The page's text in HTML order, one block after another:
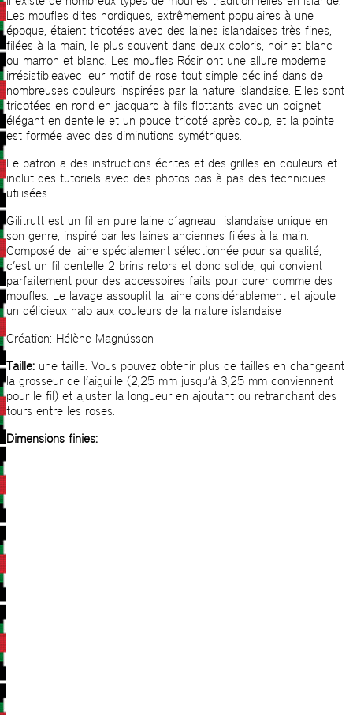
Les moufles dites nordiques, extrêmement populaires à une
époque, étaient tricotées avec des laines islandaises très fines,
filées à la main, le plus souvent dans deux coloris, noir et blanc
ou marron et blanc. Les moufles Rósir ont une allure moderne
irrésistibleavec leur motif de rose tout simple décliné dans de
nombreuses couleurs inspirées par la nature islandaise. Elles sont
tricotées en rond en jacquard à fils flottants avec un poignet
élégant en dentelle et un pouce tricoté après coup, et la pointe
est formée avec des diminutions symétriques.
Le patron a des instructions écrites et des grilles en couleurs et
inclut des tutoriels avec des photos pas à pas des techniques
utilisées.
Gilitrutt est un fil en pure laine d´agneau islandaise unique en
son genre, inspiré par les laines anciennes filées à la main.
Composé de laine spécialement sélectionnée pour sa qualité,
c’est un fil dentelle 2 brins retors et donc solide, qui convient
parfaitement pour des accessoires faits pour durer comme des
moufles. Le lavage assouplit la laine considérablement et ajoute
un délicieux halo aux couleurs de la nature islandaise
Création: Hélène Magnússon
Taille: une taille. Vous pouvez obtenir plus de tailles en changeant
la grosseur de l’aiguille (2,25 mm jusqu’à 3,25 mm conviennent
pour le fil) et ajuster la longueur en ajoutant ou retranchant des
tours entre les roses.
Dimensions finies: